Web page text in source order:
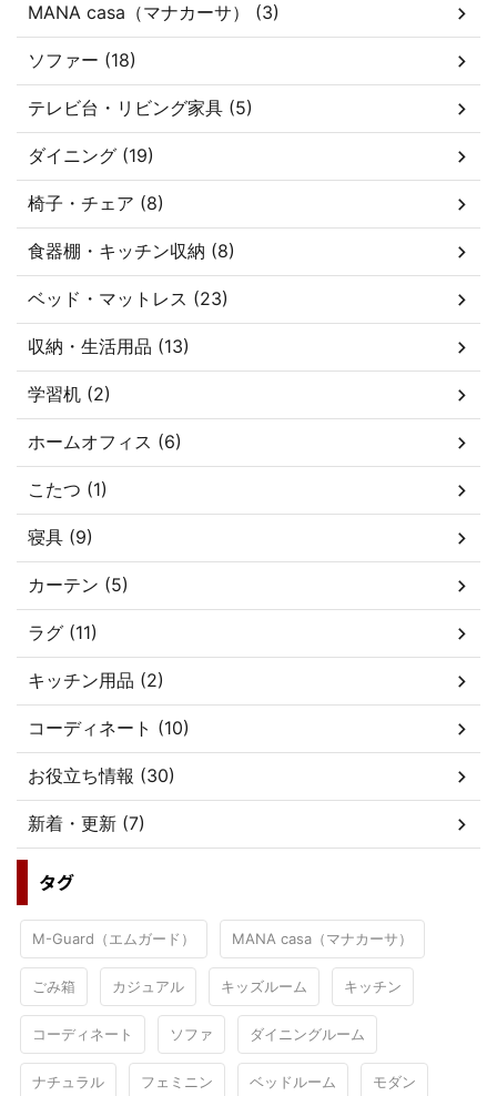
MANA casa（マナカーサ） (3)
ソファー (18)
テレビ台・リビング家具 (5)
ダイニング (19)
椅子・チェア (8)
食器棚・キッチン収納 (8)
ベッド・マットレス (23)
収納・生活用品 (13)
学習机 (2)
ホームオフィス (6)
こたつ (1)
寝具 (9)
カーテン (5)
ラグ (11)
キッチン用品 (2)
コーディネート (10)
お役立ち情報 (30)
新着・更新 (7)
タグ
M-Guard（エムガード） MANA casa（マナカーサ）
ごみ箱 カジュアル キッズルーム キッチン
コーディネート ソファ ダイニングルーム
ナチュラル フェミニン ベッドルーム モダン